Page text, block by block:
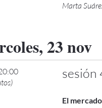
Marta
sesión
El
23 nov